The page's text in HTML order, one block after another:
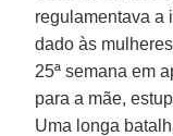
regulamentava a
dado às
25ª semana em
para a mãe,
Uma longa